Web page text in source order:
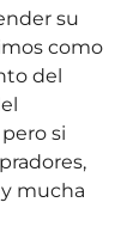
su
como
del
si
mucha